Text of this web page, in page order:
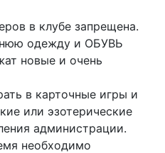
в клубе запрещена.
одежду и ОБУВЬ
новые и очень
в карточные игры и
или эзотерические
администрации.
необходимо